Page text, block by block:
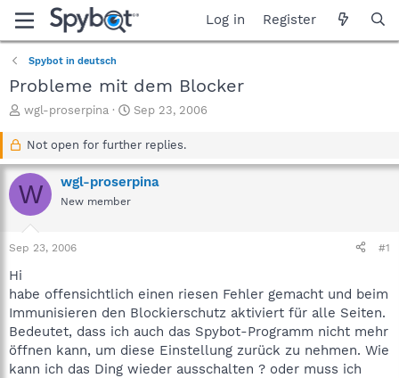
Log in Register
Spybot in deutsch
Probleme mit dem Blocker
T
a
d
s
r
e
r
wgl-proserpina
S
a
t
d
Sep 23, 2006
Not open for further replies.
W wgl-proserpina
New member
Sep 23, 2006 #1
Hi
habe offensichtlich einen riesen Fehler gemacht und beim
Immunisieren den Blockierschutz aktiviert für alle Seiten.
Bedeutet, dass ich auch das Spybot-Programm nicht mehr
öffnen kann, um diese Einstellung zurück zu nehmen. Wie
kann ich das Ding wieder ausschalten ? oder muss ich